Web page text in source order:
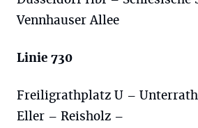
Vennhauser Allee
Linie 730
Freiligrathplatz U –
Eller – Reisholz –